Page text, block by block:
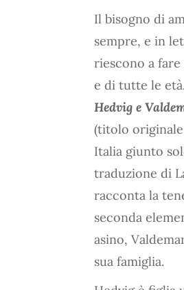
Il bisogno di
sempre, e in
riescono a
e di tutte le
Hedvig e
(titolo originale
Italia giunto
traduzione di
racconta la
seconda
asino,
sua famiglia.